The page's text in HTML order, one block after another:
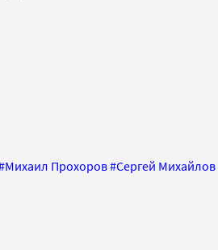
Михаил Прохоров#Сергей Михайлов